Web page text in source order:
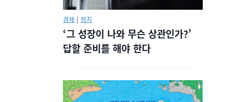
경제 | 정치
‘그 성장이 나와 무슨 상관인가?’
답할 준비를 해야 한다